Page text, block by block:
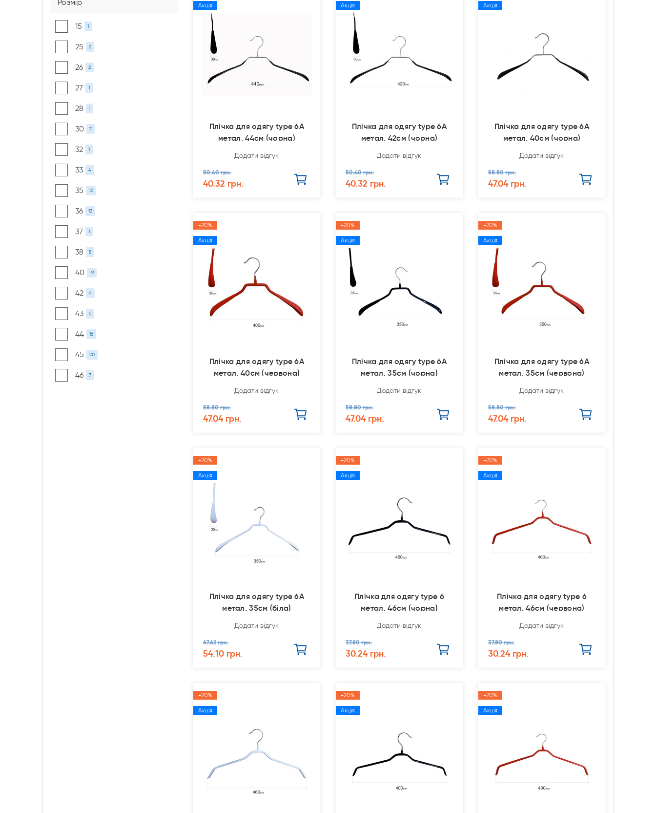
Розмір
15 1
25 2
26 2
27 1
28 1
30 7
32 1
33 4
35 12
36 13
37 1
38 8
40 19
42 4
43 5
44 16
45 20
46 7
Акція
Плічка для одягу type 6А
метал. 44см (чорна)
Додати відгук
50.40 грн.
40.32 грн.
Акція
Плічка для одягу type 6А
метал. 42см (чорна)
Додати відгук
50.40 грн.
40.32 грн.
Акція
Плічка для одягу type 6А
метал. 40см (чорна)
Додати відгук
58.80 грн.
47.04 грн.
-20%
Акція
Плічка для одягу type 6А
метал. 40см (червона)
Додати відгук
58.80 грн.
47.04 грн.
-20%
Акція
Плічка для одягу type 6А
метал. 35см (чорна)
Додати відгук
58.80 грн.
47.04 грн.
-20%
Акція
Плічка для одягу type 6А
метал. 35см (червона)
Додати відгук
58.80 грн.
47.04 грн.
-20%
Акція
Плічка для одягу type 6А
метал. 35см (біла)
Додати відгук
67.62 грн.
54.10 грн.
-20%
Акція
Плічка для одягу type 6
метал. 46см (чорна)
Додати відгук
37.80 грн.
30.24 грн.
-20%
Акція
Плічка для одягу type 6
метал. 46см (червона)
Додати відгук
37.80 грн.
30.24 грн.
-20%
Акція
-20%
Акція
-20%
Акція